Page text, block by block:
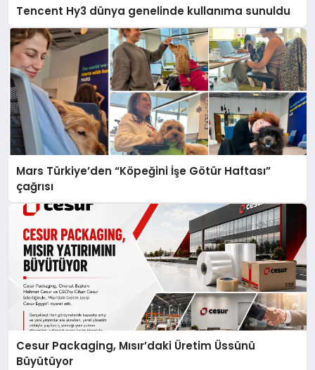
Tencent Hy3 dünya genelinde kullanıma sunuldu
Mars Türkiye’den “Köpeğini İşe Götür Haftası”
çağrısı
Cesur Packaging, Mısır’daki Üretim Üssünü
Büyütüyor